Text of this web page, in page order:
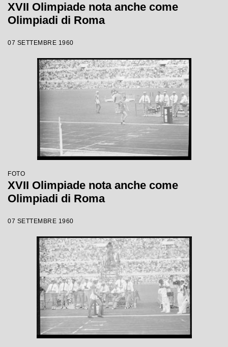
XVII Olimpiade nota anche come
Olimpiadi di Roma
07 SETTEMBRE 1960
FOTO
XVII Olimpiade nota anche come
Olimpiadi di Roma
07 SETTEMBRE 1960